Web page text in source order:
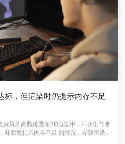
标，但渲染时仍提示内存不足
踩坑的高频难题​在3D渲染中，不少创作者
却频繁提示内存不足 的情况，导致渲染中